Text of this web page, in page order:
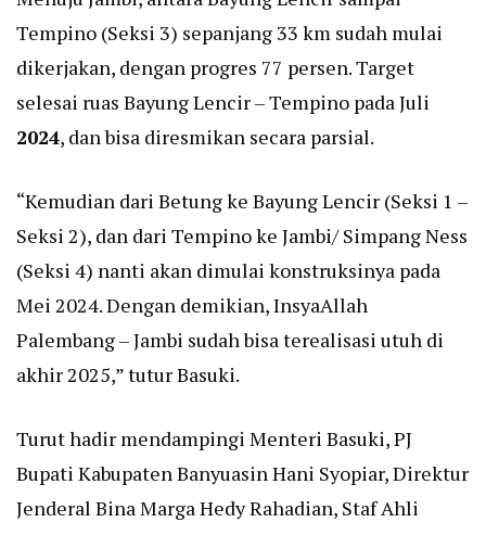
Tempino (Seksi 3) sepanjang 33 km sudah mulai
dikerjakan, dengan progres 77 persen. Target
selesai ruas Bayung Lencir – Tempino pada Juli
2024, dan bisa diresmikan secara parsial.
“Kemudian dari Betung ke Bayung Lencir (Seksi 1 –
Seksi 2), dan dari Tempino ke Jambi/ Simpang Ness
(Seksi 4) nanti akan dimulai konstruksinya pada
Mei 2024. Dengan demikian, InsyaAllah
Palembang – Jambi sudah bisa terealisasi utuh di
akhir 2025,” tutur Basuki.
Turut hadir mendampingi Menteri Basuki, PJ
Bupati Kabupaten Banyuasin Hani Syopiar, Direktur
Jenderal Bina Marga Hedy Rahadian, Staf Ahli